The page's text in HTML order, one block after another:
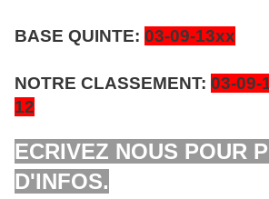
BASE QUINTE: 03-09-13xx
NOTRE CLASSEMENT: 03-09-
12
ECRIVEZ NOUS POUR
D'INFOS.